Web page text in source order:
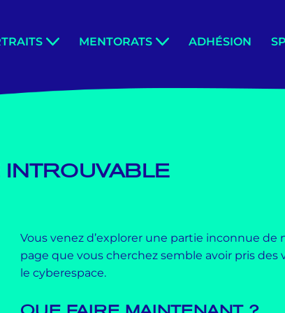
MENTORATS ADHÉSION
Vous venez d’explorer une partie inconnue
page que vous cherchez semble avoir pris des
le cyberespace.